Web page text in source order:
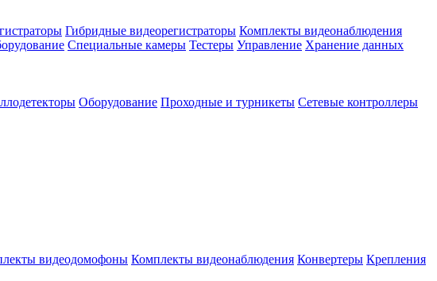
Гибридные видеорегистраторы Комплекты видеонаблюдения
Специальные камеры Тестеры Управление Хранение данных
Оборудование Проходные и турникеты Сетевые контроллеры
видеодомофоны Комплекты видеонаблюдения Конвертеры Крепления